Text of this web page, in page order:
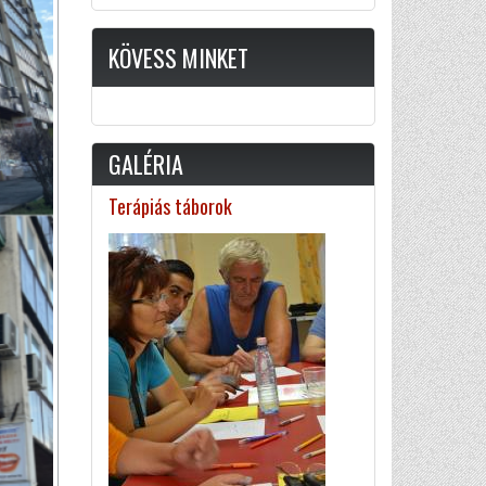
KÖVESS MINKET
GALÉRIA
Terápiás táborok